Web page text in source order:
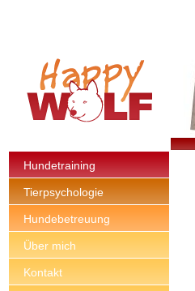
Hundetraining
Tierpsychologie
Hundebetreuung
Über mich
Kontakt